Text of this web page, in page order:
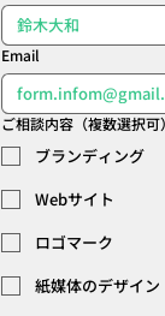
Email
ご相談内容（複数選択可）
ブランディング
Webサイト
ロゴマーク
紙媒体のデザイン